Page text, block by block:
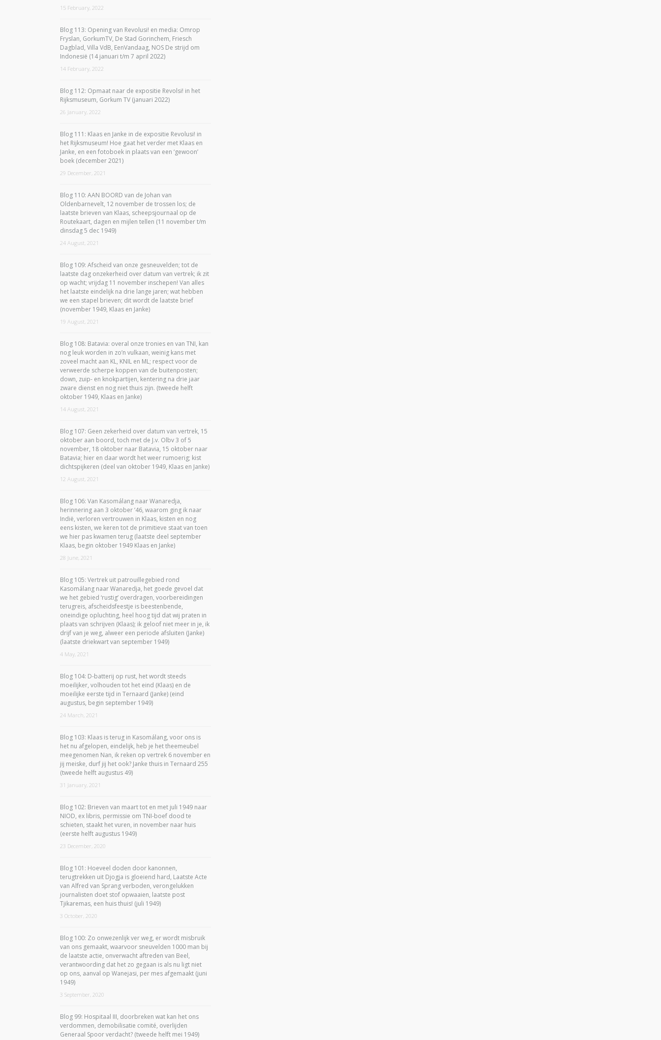
15 February, 2022
Blog 113: Opening van Revolusi! en media: Omrop
Fryslan, GorkumTV, De Stad Gorinchem, Friesch
Dagblad, Villa VdB, EenVandaag, NOS De strijd om
Indonesië (14 januari t/m 7 april 2022)
14 February, 2022
Blog 112: Opmaat naar de expositie Revolsi! in het
Rijksmuseum, Gorkum TV (januari 2022)
26 January, 2022
Blog 111: Klaas en Janke in de expositie Revolusi! in
het Rijksmuseum! Hoe gaat het verder met Klaas en
Janke, en een fotoboek in plaats van een ‘gewoon’
boek (december 2021)
29 December, 2021
Blog 110: AAN BOORD van de Johan van
Oldenbarnevelt, 12 november de trossen los; de
laatste brieven van Klaas, scheepsjournaal op de
Routekaart, dagen en mijlen tellen (11 november t/m
dinsdag 5 dec 1949)
24 August, 2021
Blog 109: Afscheid van onze gesneuvelden; tot de
laatste dag onzekerheid over datum van vertrek; ik zit
op wacht; vrijdag 11 november inschepen! Van alles
het laatste eindelijk na drie lange jaren; wat hebben
we een stapel brieven; dit wordt de laatste brief
(november 1949, Klaas en Janke)
19 August, 2021
Blog 108: Batavia: overal onze tronies en van TNI, kan
nog leuk worden in zo’n vulkaan, weinig kans met
zoveel macht aan KL, KNIL en ML; respect voor de
verweerde scherpe koppen van de buitenposten;
down, zuip- en knokpartijen, kentering na drie jaar
zware dienst en nog niet thuis zijn. (tweede helft
oktober 1949, Klaas en Janke)
14 August, 2021
Blog 107: Geen zekerheid over datum van vertrek, 15
oktober aan boord, toch met de J.v. Olbv 3 of 5
november, 18 oktober naar Batavia, 15 oktober naar
Batavia; hier en daar wordt het weer rumoerig; kist
dichtspijkeren (deel van oktober 1949, Klaas en Janke)
12 August, 2021
Blog 106: Van Kasomálang naar Wanaredja,
herinnering aan 3 oktober ’46, waarom ging ik naar
Indië, verloren vertrouwen in Klaas, kisten en nog
eens kisten, we keren tot de primitieve staat van toen
we hier pas kwamen terug (laatste deel september
Klaas, begin oktober 1949 Klaas en Janke)
28 June, 2021
Blog 105: Vertrek uit patrouillegebied rond
Kasomálang naar Wanaredja, het goede gevoel dat
we het gebied ‘rustig’ overdragen, voorbereidingen
terugreis, afscheidsfeestje is beestenbende,
oneindige opluchting, heel hoog tijd dat wij praten in
plaats van schrijven (Klaas); ik geloof niet meer in je, ik
drijf van je weg, alweer een periode afsluiten (Janke)
(laatste driekwart van september 1949)
4 May, 2021
Blog 104: D-batterij op rust, het wordt steeds
moeilijker, volhouden tot het eind (Klaas) en de
moeilijke eerste tijd in Ternaard (Janke) (eind
augustus, begin september 1949)
24 March, 2021
Blog 103: Klaas is terug in Kasomálang, voor ons is
het nu afgelopen, eindelijk, heb je het theemeubel
meegenomen Nan, ik reken op vertrek 6 november en
jij meiske, durf jij het ook? Janke thuis in Ternaard 255
(tweede helft augustus 49)
31 January, 2021
Blog 102: Brieven van maart tot en met juli 1949 naar
NIOD, ex libris, permissie om TNI-boef dood te
schieten, staakt het vuren, in november naar huis
(eerste helft augustus 1949)
23 December, 2020
Blog 101: Hoeveel doden door kanonnen,
terugtrekken uit Djogja is gloeiend hard, Laatste Acte
van Alfred van Sprang verboden, verongelukken
journalisten doet stof opwaaien, laatste post
Tjikaremas, een huis thuis! (juli 1949)
3 October, 2020
Blog 100: Zo onwezenlijk ver weg, er wordt misbruik
van ons gemaakt, waarvoor sneuvelden 1000 man bij
de laatste actie, onverwacht aftreden van Beel,
verantwoording dat het zo gegaan is als nu ligt niet
op ons, aanval op Wanejasi, per mes afgemaakt (juni
1949)
3 September, 2020
Blog 99: Hospitaal III, doorbreken wat kan het ons
verdommen, demobilisatie comité, overlijden
Generaal Spoor verdacht? (tweede helft mei 1949)